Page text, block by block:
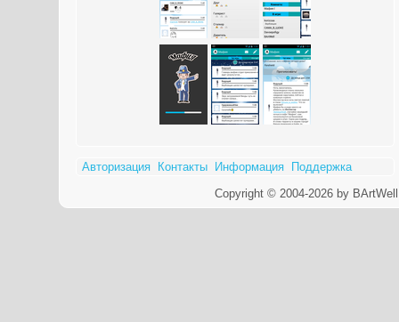
Авторизация Контакты Информация
Поддержка
Copyright © 2004-2026 by BArtWell